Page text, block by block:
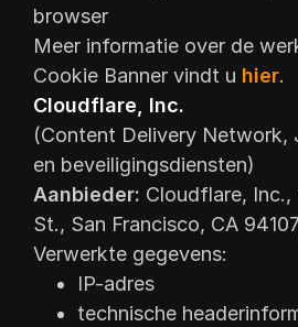
browser
Meer informatie over de
Cookie Banner vindt u hier.
Cloudflare, Inc.
(Content Delivery Network,
en beveiligingsdiensten)
Aanbieder: Cloudflare, Inc.,
St., San Francisco, CA
Verwerkte gegevens:
IP-adres
technische